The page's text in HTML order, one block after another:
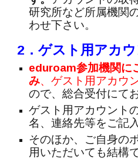
研究所など所属機関
わせ下さい。
2．ゲスト用アカウ
eduroam参加機関に
み、ゲスト用アカウ
ので、総合受付にて
ゲスト用アカウント
名、連絡先等をご記
そのほか、ご自身の
用いただいても結構